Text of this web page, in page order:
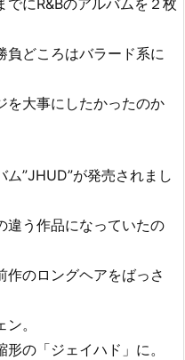
負どころはバラード系に
を大事にしたかったのか
”JHUD”が発売されまし
違う作品になっていたの
作のロングヘアをばっさ
。
の「ジェイハド」に。